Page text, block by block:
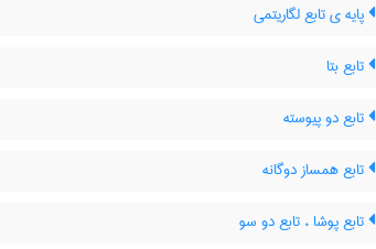
پایه ی تابع لگاریتمی
تابع بتا
تابع دو پیوسته
تابع همساز دوگانه
تابع پوشا ، تابع دو سو